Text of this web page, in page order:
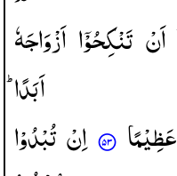
اَنْ تَنْكِحُوْۤا اَزْوَاجَهٗ
اَبَدًا ؕ
عَظِیْمًا اِنْ تُبْدُوْا